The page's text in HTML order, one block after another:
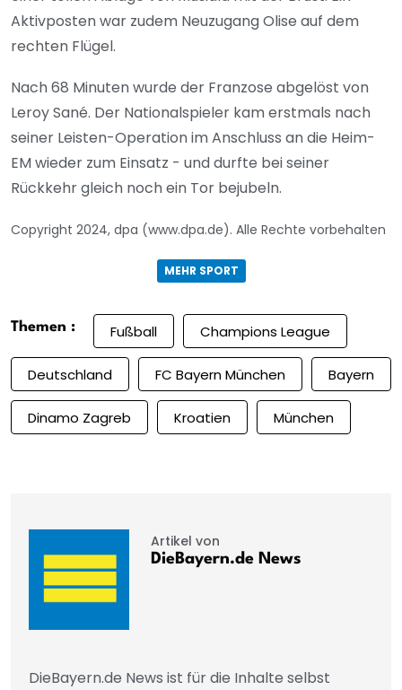
Aktivposten war zudem Neuzugang Olise auf dem
rechten Flügel.
Nach 68 Minuten wurde der Franzose abgelöst von
Leroy Sané. Der Nationalspieler kam erstmals nach
seiner Leisten-Operation im Anschluss an die Heim-
EM wieder zum Einsatz - und durfte bei seiner
Rückkehr gleich noch ein Tor bejubeln.
Copyright 2024, dpa (www.dpa.de). Alle Rechte vorbehalten
MEHR SPORT
Themen : Fußball Champions League
Deutschland FC Bayern München Bayern
Dinamo Zagreb Kroatien München
Artikel von
DieBayern.de News
DieBayern.de News ist für die Inhalte selbst